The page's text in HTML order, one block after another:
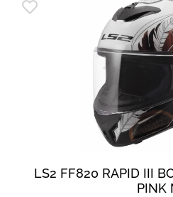
LS2 FF820 RAPID III
PINK